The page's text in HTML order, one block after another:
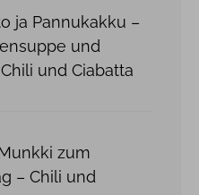
ja Pannukakku –
und
und Ciabatta
zum
– Chili und